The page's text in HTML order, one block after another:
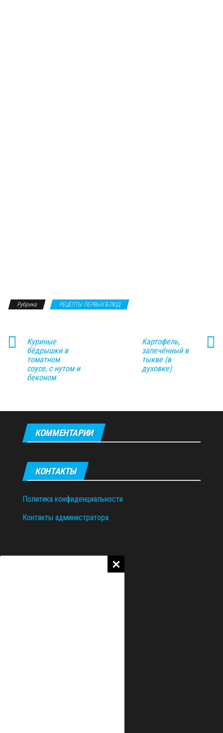
Рубрика РЕЦЕПТЫ ПЕРВЫХ БЛЮД
Куриные
бёдрышки в
томатном
соусе, с нутом и
беконом
Картофель,
запечённый в
тыкве (в
духовке)
КОММЕНТАРИИ
КОНТАКТЫ
Политика конфиденциальности
Контакты администратора